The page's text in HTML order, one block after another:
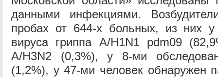
данными инфекциями.
пробах от 644-х больных, из них
вируса гриппа А/H1N1 pdm09
А/H3N2 (0,3%), у 8-ми
(1,2%), у 47-ми человек обнаружен